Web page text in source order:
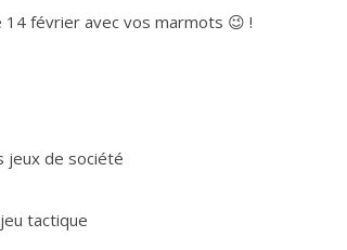
14 février avec vos marmots 😉 !
jeux de société
tactique